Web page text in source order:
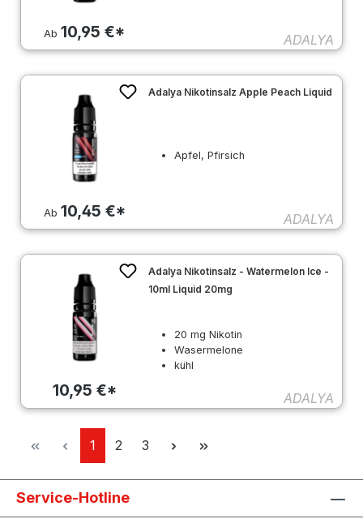
Ab10,95 €* ADALYA
Ab 10,45 €*
Adalya Nikotinsalz Apple Peach Liquid
Apfel, Pfirsich
ADALYA
10,95 €*
Adalya Nikotinsalz - Watermelon Ice -
10ml Liquid 20mg
20 mg Nikotin
Wasermelone
kühl
ADALYA
Seite
1 Seite
2 Seite
3
Service-Hotline